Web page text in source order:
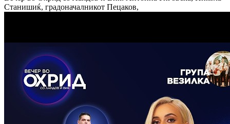
Станишиќ, градоначалникот Пецаков,